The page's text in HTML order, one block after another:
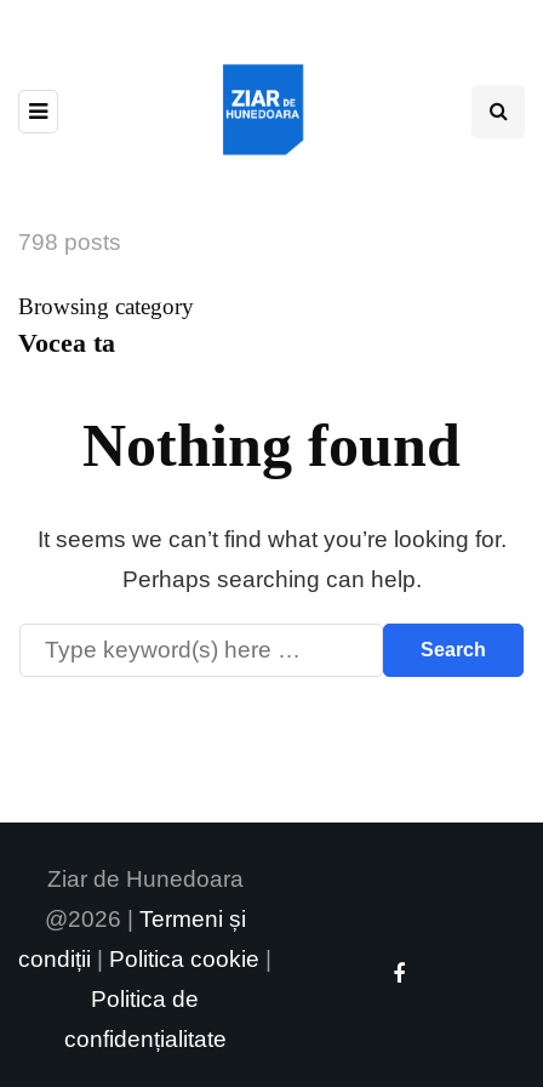
798 posts
Browsing category
Vocea ta
Nothing found
It seems we can’t find what you’re looking for.
Perhaps searching can help.
Ziar de Hunedoara
@2026 | Termeni și
condiții
Politica cookie
Politica de
confidențialitate